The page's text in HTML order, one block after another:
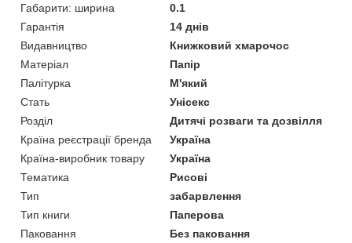
Габарити: ширина
0.1
Гарантія
14 днів
Видавництво
Книжковий хмарочос
Матеріал
Папір
Палітурка
М'який
Стать
Унісекс
Розділ
Дитячі розваги та дозвілля
Країна реєстрації бренда
Україна
Країна-виробник товару
Україна
Тематика
Рисові
Тип
забарвлення
Тип книги
Паперова
Паковання
Без паковання